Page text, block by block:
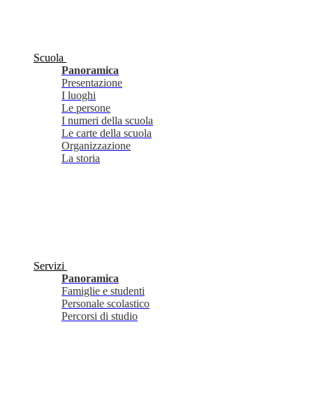
Scuola
Panoramica
Presentazione
I luoghi
Le persone
I numeri della scuola
Le carte della scuola
Organizzazione
La storia
Servizi
Panoramica
Famiglie e studenti
Personale scolastico
Percorsi di studio